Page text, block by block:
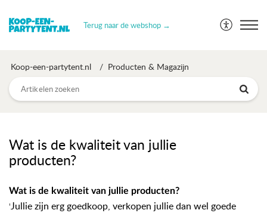
Terug naar de webshop →
Koop-een-partytent.nl Producten & Magazijn
Wat is de kwaliteit van jullie
producten?
Wat is de kwaliteit van jullie producten?
'Jullie zijn erg goedkoop, verkopen jullie dan wel goede